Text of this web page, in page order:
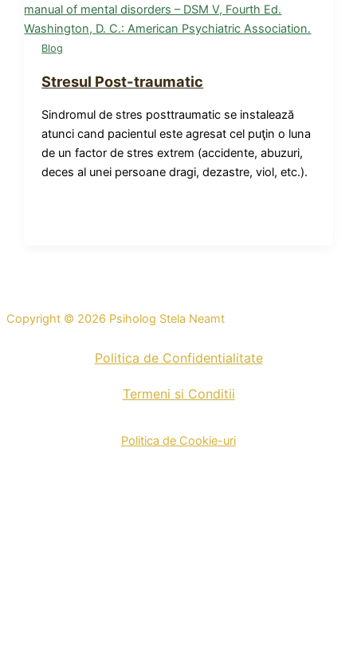
Blog
Stresul Post-traumatic
Sindromul de stres posttraumatic se instalează
atunci cand pacientul este agresat cel puţin o luna
de un factor de stres extrem (accidente, abuzuri,
deces al unei persoane dragi, dezastre, viol, etc.).
Copyright © 2026 Psiholog Stela Neamt
Politica de Confidentialitate
Termeni si Conditii
Politica de Cookie-uri